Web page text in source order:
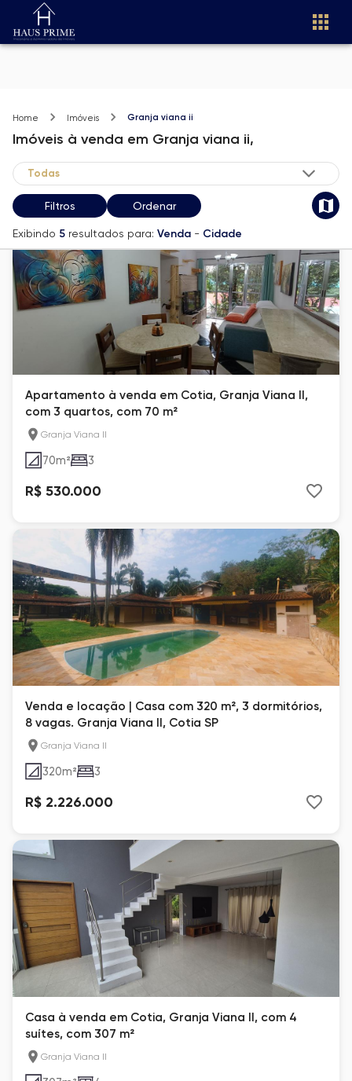
Home Imóveis Granja viana ii
Imóveis à venda em Granja viana ii,
Filtros Ordenar
Exibindo 5 resultados para: Venda - Cidade
Apartamento à venda em Cotia, Granja Viana II,
com 3 quartos, com 70 m²
Granja Viana II
70m² 3
R$ 530.000
Venda e locação | Casa com 320 m², 3 dormitórios,
8 vagas. Granja Viana II, Cotia SP
Granja Viana II
320m² 3
R$ 2.226.000
Casa à venda em Cotia, Granja Viana II, com 4
suítes, com 307 m²
Granja Viana II